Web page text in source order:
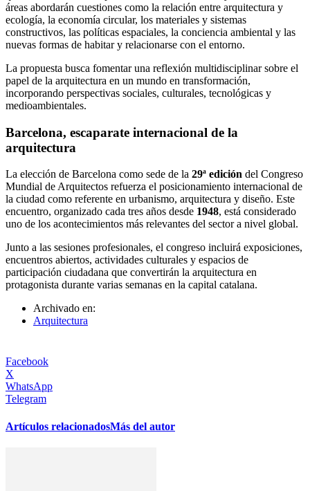
áreas abordarán cuestiones como la relación entre arquitectura y
ecología, la economía circular, los materiales y sistemas
constructivos, las políticas espaciales, la conciencia ambiental y las
nuevas formas de habitar y relacionarse con el entorno.
La propuesta busca fomentar una reflexión multidisciplinar sobre el
papel de la arquitectura en un mundo en transformación,
incorporando perspectivas sociales, culturales, tecnológicas y
medioambientales.
Barcelona, escaparate internacional de la
arquitectura
La elección de Barcelona como sede de la 29ª edición del Congreso
Mundial de Arquitectos refuerza el posicionamiento internacional de
la ciudad como referente en urbanismo, arquitectura y diseño. Este
encuentro, organizado cada tres años desde 1948, está considerado
uno de los acontecimientos más relevantes del sector a nivel global.
Junto a las sesiones profesionales, el congreso incluirá exposiciones,
encuentros abiertos, actividades culturales y espacios de
participación ciudadana que convertirán la arquitectura en
protagonista durante varias semanas en la capital catalana.
Archivado en:
Arquitectura
Facebook
X
WhatsApp
Telegram
Artículos relacionadosMás del autor